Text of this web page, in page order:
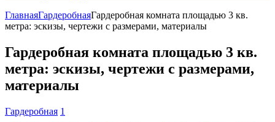
ГлавнаяГардеробнаяГардеробная комната площадью 3 кв.
метра: эскизы, чертежи с размерами, материалы
Гардеробная комната площадью 3 кв.
метра: эскизы, чертежи с размерами,
материалы
Гардеробная 1